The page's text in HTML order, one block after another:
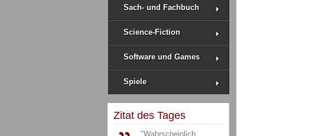
Sach- und Fachbuch
Science-Fiction
Software und Games
Spiele
Zitat des Tages
"Wahrscheinlich